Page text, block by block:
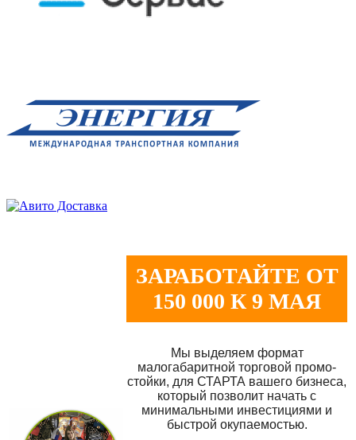
ЗАРАБОТАЙТЕ ОТ
150 000 К 9 МАЯ
Мы выделяем формат
малогабаритной торговой промо-
стойки, для СТАРТА вашего бизнеса,
который позволит начать с
минимальными инвестициями и
быстрой окупаемостью.